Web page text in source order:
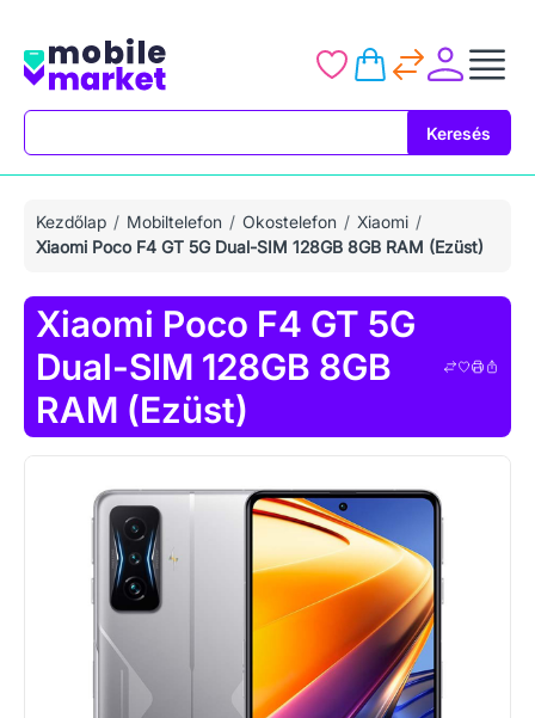
Keresés
Kezdőlap Mobiltelefon Okostelefon
Xiaomi
Xiaomi Poco F4 GT 5G Dual-SIM 128GB 8GB RAM (Ezüst)
Xiaomi Poco F4 GT 5G
Dual-SIM 128GB 8GB
RAM (Ezüst)